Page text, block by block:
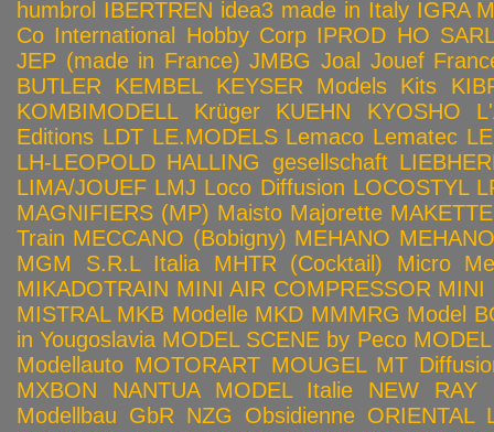
humbrol IBERTREN idea3 made in Italy IGRA
Co International Hobby Corp IPROD HO
JEP (made in France) JMBG Joal Jouef
BUTLER
KEMBEL KEYSER Models Kits
KOMBIMODELL
Krüger KUEHN KYOSHO
Editions LDT LE.MODELS Lemaco Lematec
LH-LEOPOLD HALLING gesellschaft
LIMA/JOUEF LMJ Loco Diffusion LOCOSTYL
MAGNIFIERS (MP) Maisto Majorette MAKETTE
Train MECCANO (Bobigny) MEHANO
MGM S.R.L Italia
MHTR (Cocktail)
Micro
MIKADOTRAIN MINI AIR COMPRESSOR MINI
MISTRAL MKB Modelle MKD MMMRG Model
in Yougoslavia MODEL SCENE by Peco
Modellauto MOTORART MOUGEL MT
MXBON
NANTUA MODEL Italie NEW RAY
Modellbau GbR NZG Obsidienne ORIENTAL